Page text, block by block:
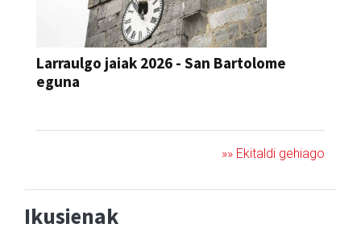
Larraulgo jaiak 2026 - San Bartolome
eguna
»» Ekitaldi gehiago
Ikusienak